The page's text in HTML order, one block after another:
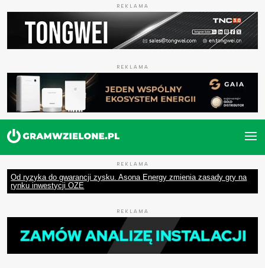
REKLAMA
REKLAMA
REKLAMA
Od ryzyka do gwarancji zysku. Asona Energy zmienia zasady gry na
rynku inwestycji OZE
REKLAMA